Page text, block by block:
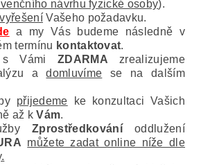
návrhu fyzické osoby).
vyřešeníVašeho požadavku.
a my Vás budeme následně v
termínu kontaktovat.
s Vámi ZDARMA zrealizujeme
adomluvíme se na dalším
přijedeme ke konzultaci Vašich
až kVám.
Zprostředkováníoddlužení
můžete zadat online níže dle